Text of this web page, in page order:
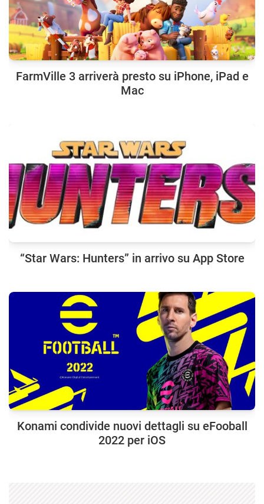
FarmVille 3 arriverà presto su iPhone, iPad e
Mac
“Star Wars: Hunters” in arrivo su App Store
Konami condivide nuovi dettagli su eFooball
2022 per iOS